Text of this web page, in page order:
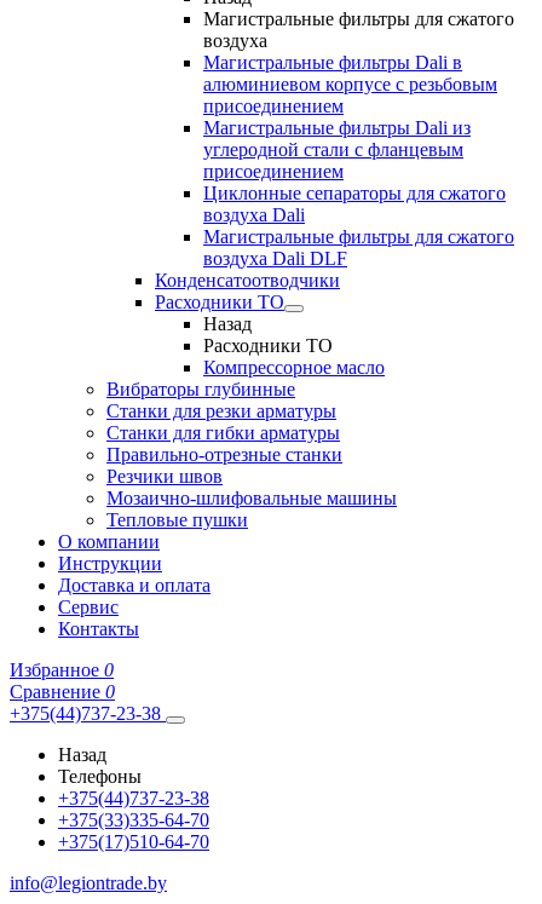
Магистральные фильтры для сжатого
воздуха
Магистральные фильтры Dali в
алюминиевом корпусе с резьбовым
присоединением
Магистральные фильтры Dali из
углеродной стали с фланцевым
присоединением
Циклонные сепараторы для сжатого
воздуха Dali
Магистральные фильтры для сжатого
воздуха Dali DLF
Конденсатоотводчики
Расходники ТО
Назад
Расходники ТО
Компрессорное масло
Вибраторы глубинные
Станки для резки арматуры
Станки для гибки арматуры
Правильно-отрезные станки
Резчики швов
Мозаично-шлифовальные машины
Тепловые пушки
О компании
Инструкции
Доставка и оплата
Сервис
Контакты
Избранное 0
Сравнение 0
+375(44)737-23-38
Назад
Телефоны
+375(44)737-23-38
+375(33)335-64-70
+375(17)510-64-70
info@legiontrade.by